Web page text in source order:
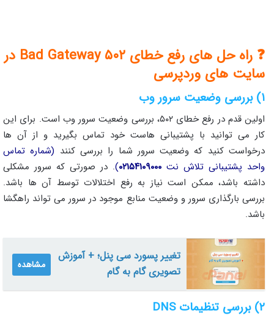
❓ راه‌ حل‌ های رفع خطای ۵۰۲ Bad Gateway در
سایت های وردپرسی
۱) بررسی وضعیت سرور وب
اولین قدم در رفع خطای ۵۰۲، بررسی وضعیت سرور وب است. برای این
کار می‌ توانید با پشتیبانی هاست خود تماس بگیرید و از آن‌ ها
درخواست کنید که وضعیت سرور شما را بررسی کنند (شماره تماس
واحد پشتیبانی تلاش نت ۰۲۱۵۴۱۰۹۰۰۰). در صورتی که سرور مشکلی
داشته باشد، ممکن است نیاز به رفع اختلالات توسط آن‌ ها باشد.
بررسی بارگذاری سرور و وضعیت منابع موجود در سرور می‌ تواند راهگشا
باشد.
تغییر پسورد سی پنل؛ + آموزش
تصویری گام به گام
مشاهده
۲) بررسی تنظیمات DNS